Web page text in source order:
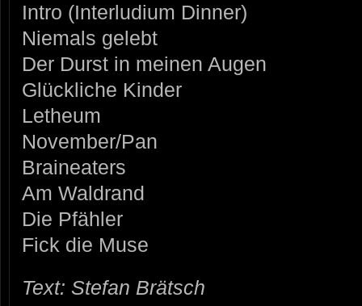
Intro (Interludium Dinner)
Niemals gelebt
Der Durst in meinen Augen
Glückliche Kinder
Letheum
November/Pan
Braineaters
Am Waldrand
Die Pfähler
Fick die Muse
Text: Stefan Brätsch